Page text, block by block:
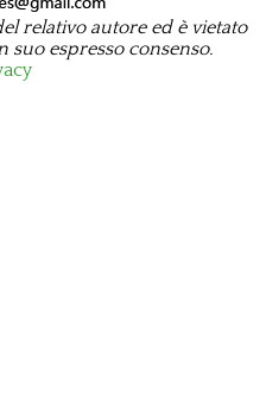
relativo autore ed è vietato
suo espresso consenso.